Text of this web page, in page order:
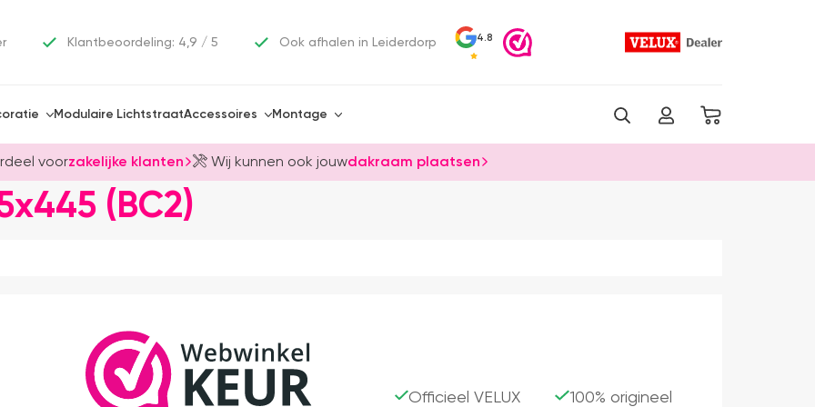
Klantbeoordeling: 4,9 / 5 Ook afhalen in Leiderdorp 4.8
Modulaire LichtstraatAccessoires Montage
voorzakelijke klanten Wij kunnen ook jouwdakraam plaatsen
(BC2)
Officieel VELUX
100% origineel